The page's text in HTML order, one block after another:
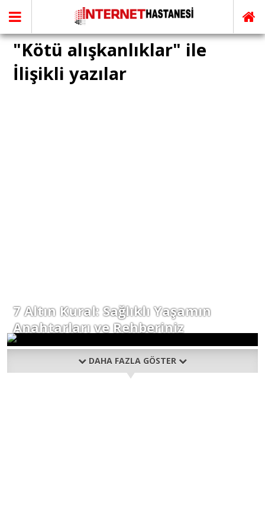
"Kötü alışkanlıklar" ile
İlişikli yazılar
7 Altın Kural: Sağlıklı Yaşamın
Anahtarları ve Rehberiniz
DAHA FAZLA GÖSTER